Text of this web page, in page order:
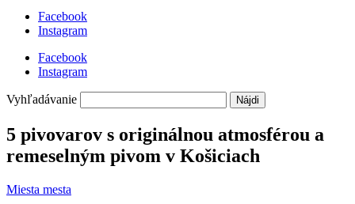
Facebook
Instagram
Facebook
Instagram
Vyhľadávanie
5 pivovarov s originálnou atmosférou a
remeselným pivom v Košiciach
Miesta mesta